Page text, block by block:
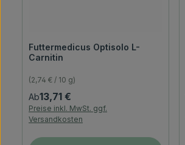
Futtermedicus Optisolo L-
Carnitin
(2,74 € / 10 g)
Regulärer Preis:
Ab13,71 €
Preise inkl. MwSt. ggf.
Versandkosten